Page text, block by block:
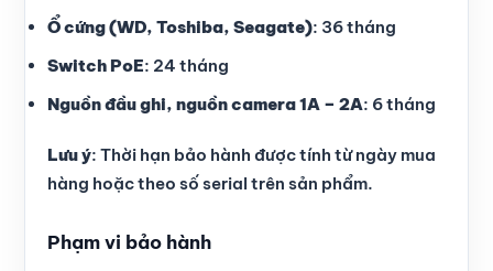
Ổ cứng (WD, Toshiba, Seagate): 36 tháng
Switch PoE: 24 tháng
Nguồn đầu ghi, nguồn camera 1A – 2A: 6 tháng
Lưu ý: Thời hạn bảo hành được tính từ ngày mua
hàng hoặc theo số serial trên sản phẩm.
Phạm vi bảo hành